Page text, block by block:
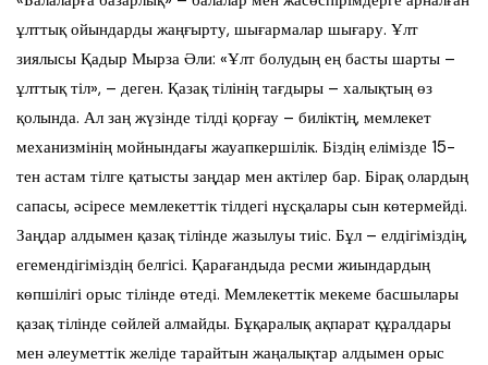
ұлттық ойындарды жаңғырту, шығармалар шығару. Ұлт
зиялысы Қадыр Мырза Әли: «Ұлт болудың ең басты шарты –
ұлттық тіл», – деген. Қазақ тілінің тағдыры – халықтың өз
қолында. Ал заң жүзінде тілді қорғау – биліктің, мемлекет
механизмінің мойнындағы жауапкершілік. Біздің елімізде 15-
тен астам тілге қатысты заңдар мен актілер бар. Бірақ олардың
сапасы, әсіресе мемлекеттік тілдегі нұсқалары сын көтермейді.
Заңдар алдымен қазақ тілінде жазылуы тиіс. Бұл – елдігіміздің,
егемендігіміздің белгісі. Қарағандыда ресми жиындардың
көпшілігі орыс тілінде өтеді. Мемлекеттік мекеме басшылары
қазақ тілінде сөйлей алмайды. Бұқаралық ақпарат құралдары
мен әлеуметтік желіде тарайтын жаңалықтар алдымен орыс